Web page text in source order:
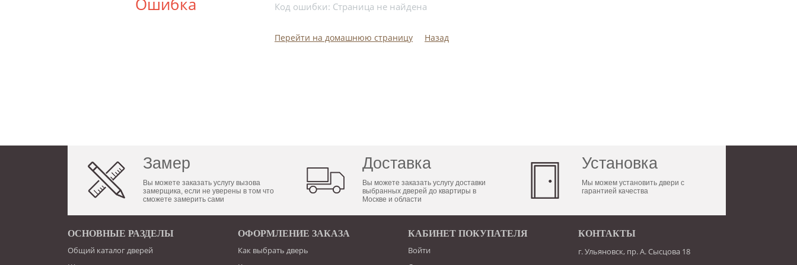
Ошибка Код ошибки: Страница не найдена
Перейти на домашнюю страницу Назад
Замер
Вы можете заказать услугу вызова
замерщика, если не уверены в том что
сможете замерить сами
Доставка
Вы можете заказать услугу доставки
выбранных дверей до квартиры в
Москве и области
Установка
Мы можем установить двери с
гарантией качества
ОСНОВНЫЕ РАЗДЕЛЫ
Общий каталог дверей
ОФОРМЛЕНИЕ ЗАКАЗА
Как выбрать дверь
КАБИНЕТ ПОКУПАТЕЛЯ
Войти
КОНТАКТЫ
г. Ульяновск, пр. А. Сысцова 18